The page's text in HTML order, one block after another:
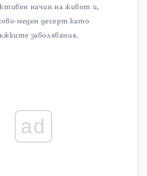
начин на живот и,
меден десерт като
заболявания.
ad